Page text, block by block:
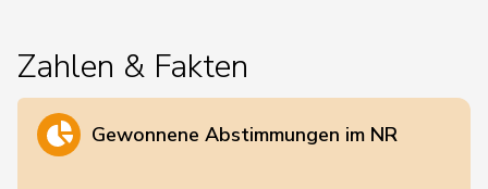
Zahlen & Fakten
Gewonnene Abstimmungen im NR